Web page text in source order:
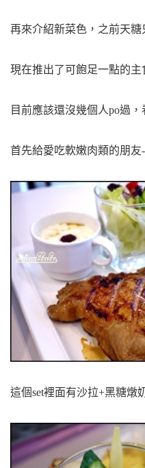
再來介紹新菜色，之前天糖
現在推出了可飽足一點的主
目前應該還沒幾個人po過
首先給愛吃軟嫩肉類的朋友-
這個set裡面有沙拉+黑糖燉